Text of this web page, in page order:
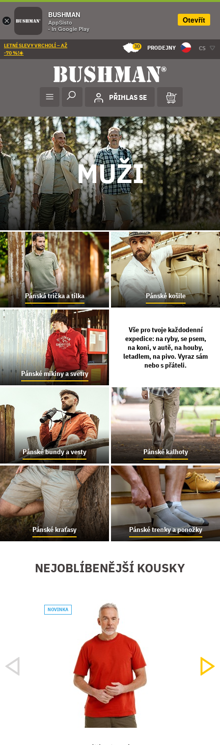
LETNÍ SLEVY VRCHOLÍ – AŽ
-70 %!☀️
30 PRODEJNY CS
PŘIHLAS SE
MUŽI
Pánská trička a tílka Pánské košile
Pánské mikiny a svetry
Vše pro tvoje každodenní
expedice: na ryby, se psem,
na koni, v autě, na houby,
letadlem, na pivo. Vyraz sám
nebo s přáteli.
Pánské bundy a vesty Pánské kalhoty
Pánské kraťasy Pánské trenky a ponožky
Kvalitu najdeš v detailu.
Oblečení z přírodních
materiálů tě podrží za
chceš, takový, jaký jsi.
NEJOBLÍBENĚJŠÍ KOUSKY
NOVINKA
×
BUSHMAN
AppSisto
- In Google Play
Otevřít